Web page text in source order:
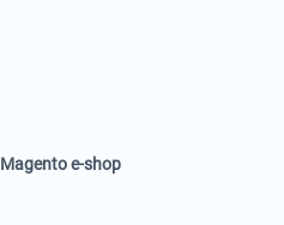
Magento e-shop